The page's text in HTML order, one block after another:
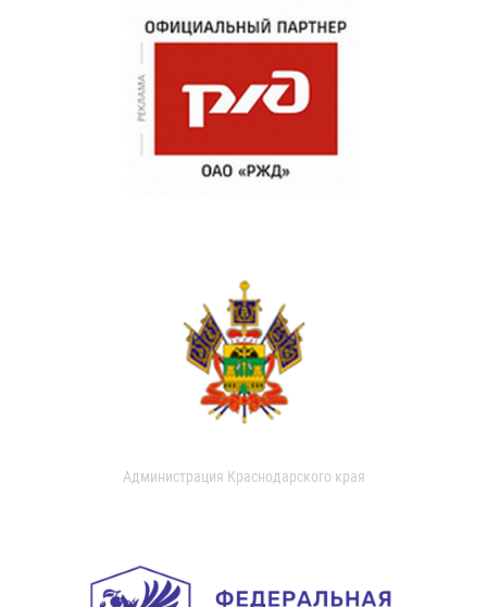
Администрация Краснодарского края